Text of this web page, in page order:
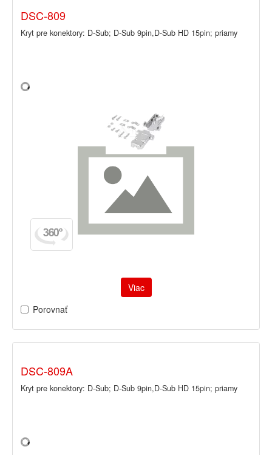
DSC-809
Kryt pre konektory: D-Sub; D-Sub 9pin,D-Sub HD 15pin; priamy
Viac
Porovnať
DSC-809A
Kryt pre konektory: D-Sub; D-Sub 9pin,D-Sub HD 15pin; priamy